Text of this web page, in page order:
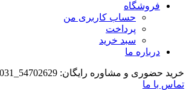
فروشگاه
حساب کاربری من
پرداخت
سبد خرید
درباره ما
خرید حضوری و مشاوره رایگان: 54702629_031
تماس با ما